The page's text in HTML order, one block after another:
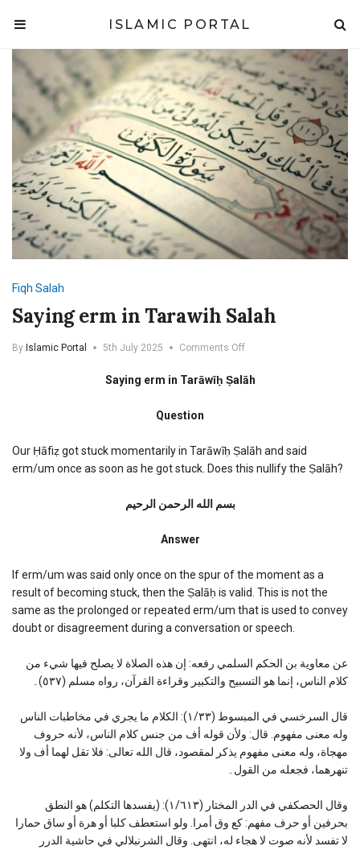
ISLAMIC PORTAL
Fiqh Salah
Saying erm in Tarawih Salah
By Islamic Portal 5th July 2025 Comments Offon
erm
Saying erm in Tarāwīḥ Ṣalāh
Question
Our Ḥāfiẓ got stuck momentarily in Tarāwīḥ Ṣalāh and said
erm/um once as soon as he got stuck. Does this nullify the Ṣalāh?
بسم الله الرحمن الرحیم
Answer
If erm/um was said only once on the spur of the moment as a
result of becoming stuck, then the Ṣalāḥ is valid. This is not the
same as the prolonged or repeated erm/um that is used to convey
doubt or disagreement during a conversation or speech.
عن معاوية بن الحكم السلمي رفعه: إن هذه الصلاة لا يصلح فيها شيء من
كلام الناس، إنما هو التسبيح والتكبير وقراءة القرآن، رواه مسلم (٥٣٧)۔
قال السرخسي في المبسوط (١/٣٣): الكلام ما يجري في مخاطبات الناس
وله معنى مفهوم. قال: ولأن قوله أف من جنس كلام الناس، لأنه حروف
مهجاة، وله معنى مفهوم يذكر لمقصود، قال الله تعالى: فلا تقل لهما أف ولا
تنهرهما، فجعله من القول۔
وقال الحصكفي في الدر المختار (١/٦١٣): (يفسدها التكلم) هو النطق
بحرفين أو حرف مفهم: كع وق أمرا. ولو استعطف كلبا أو هرة أو ساق حمارا
لا تفسد لأنه صوت لا هجاء له، انتهى. وقال الشرنبلالي في حاشية الدرر